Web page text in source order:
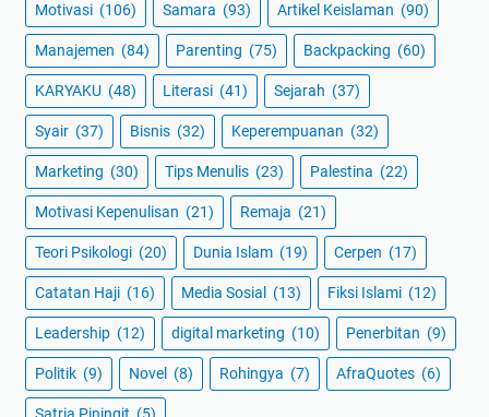
Motivasi (106) Samara (93) Artikel Keislaman (90)
Manajemen (84) Parenting (75) Backpacking (60)
KARYAKU (48) Literasi (41) Sejarah (37)
Syair (37) Bisnis (32) Keperempuanan (32)
Marketing (30) Tips Menulis (23) Palestina (22)
Motivasi Kepenulisan (21) Remaja (21)
Teori Psikologi (20) Dunia Islam (19) Cerpen (17)
Catatan Haji (16) Media Sosial (13) Fiksi Islami (12)
Leadership (12) digital marketing (10) Penerbitan (9)
Politik (9) Novel (8) Rohingya (7) AfraQuotes (6)